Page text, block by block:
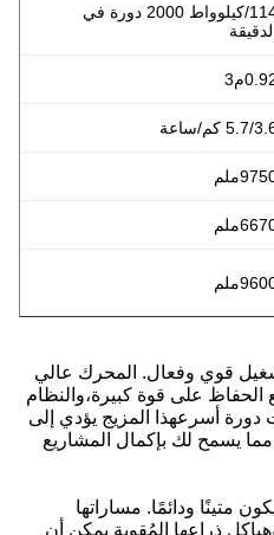
114/كيلوواط 2000 دورة في
3.6 كم/ساعة
قوي وفعال. المحرك عالي
الحفاظ على قوة كبيرة،والنظام
دورة أسرعهذا المزيج يؤدي إلى
مما يسمح لك بإكمال المشاريع
متينًا ودائمًا. مساراتها
ذراعها المُقوية يمكن أن